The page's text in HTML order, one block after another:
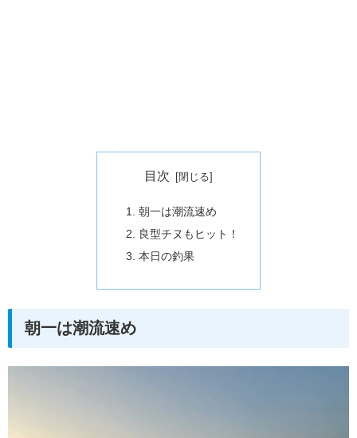
目次
朝一は潮流速め
良型チヌもヒット！
本日の釣果
朝一は潮流速め